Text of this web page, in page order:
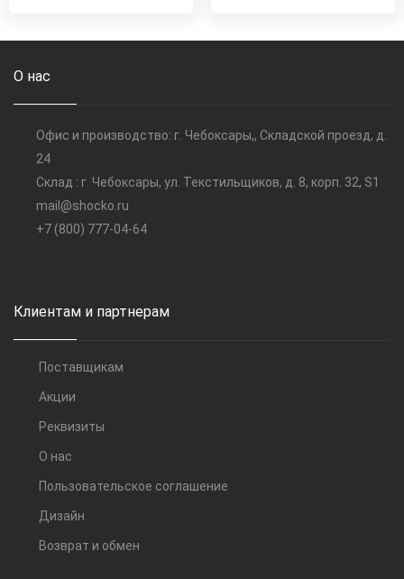
О нас
Офис и производство: г. Чебоксары,, Складской проезд, д.
24
Склад : г. Чебоксары, ул. Текстильщиков, д. 8, корп. 32, S1
mail@shocko.ru
+7 (800) 777-04-64
Клиентам и партнерам
Поставщикам
Акции
Реквизиты
О нас
Пользовательское соглашение
Дизайн
Возврат и обмен